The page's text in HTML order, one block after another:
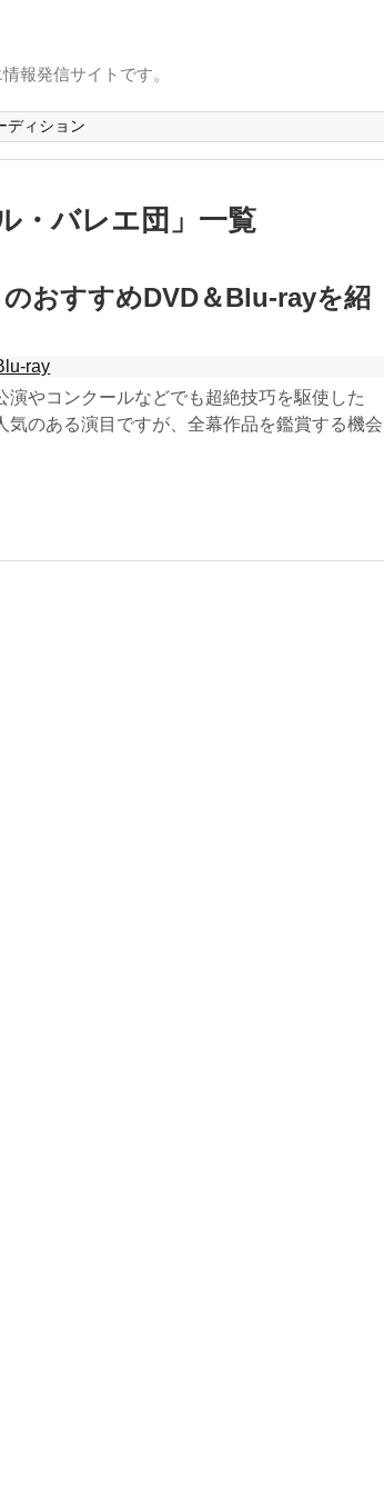
報発信サイトです。
ディション
・バレエ団 」 一覧
おすすめDVD＆Blu-rayを紹
ray
演やコンクールなどでも超絶技巧を駆使した
気のある演目ですが、全幕作品を鑑賞する機会